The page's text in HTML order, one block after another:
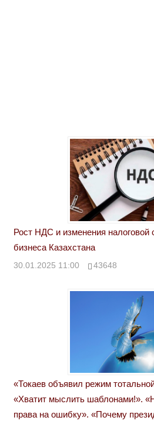
Рост НДС и изменения налоговой
бизнеса Казахстана
30.01.2025 11:00 43648
«Токаев объявил режим
«Хватит мыслить шаблонами!».
права на ошибку». «Почему